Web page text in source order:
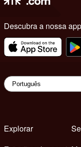
Descubra a nossa app
Explorar